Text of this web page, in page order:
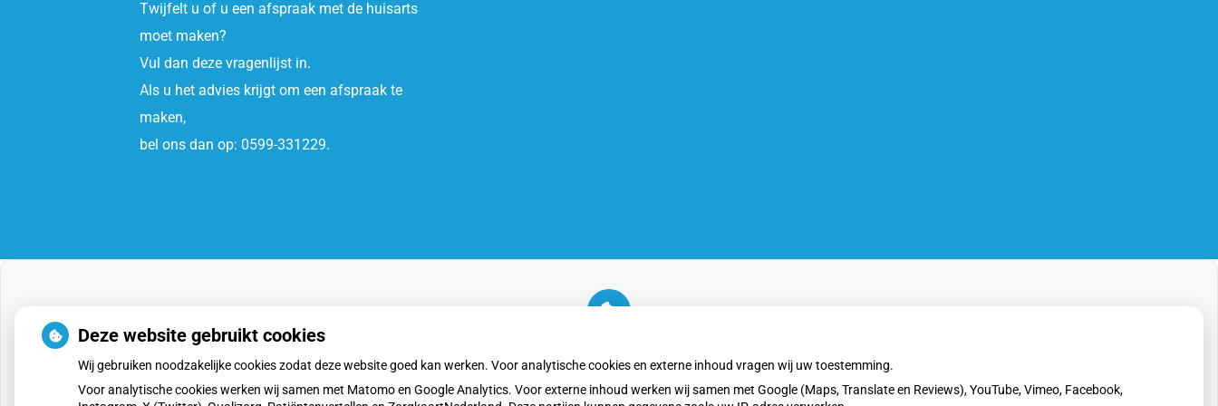
Twijfelt u of u een afspraak met de huisarts
moet maken?
Vul dan deze vragenlijst in.
Als u het advies krijgt om een afspraak te
maken,
bel ons dan op: 0599-331229.
externe inhoud
die nodig is om dit te zien.
Cookie-instellingen wijzigen
Deze website gebruikt cookies
Wij gebruiken noodzakelijke cookies zodat deze website goed kan werken. Voor analytische cookies en externe inhoud vragen wij uw toestemming.
Voor analytische cookies werken wij samen met Matomo en Google Analytics. Voor externe inhoud werken wij samen met Google (Maps, Translate en Reviews), YouTube, Vimeo, Facebook,